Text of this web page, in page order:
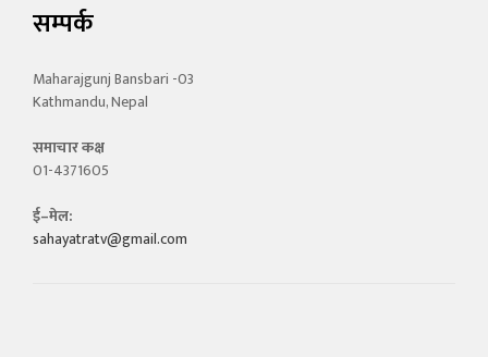
सम्पर्क
Maharajgunj Bansbari -03
Kathmandu, Nepal
समाचार कक्ष
01-4371605
ई–मेल:
sahayatratv@gmail.com